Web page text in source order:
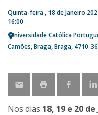
Quinta-feira , 18 de Janeiro
16:00
Universidade Católica
Camões Braga Braga 4710-
Nos dias 18, 19 e 20